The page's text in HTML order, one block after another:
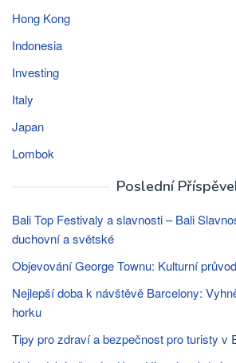
Hong Kong
Indonesia
Investing
Italy
Japan
Lombok
Poslední
Bali Top Festivaly a slavnosti – Bali
duchovní a světské
Objevování George Townu: Kulturní
Nejlepší doba k návštěvě Barcelony:
horku
Tipy pro zdraví a bezpečnost pro turisty v